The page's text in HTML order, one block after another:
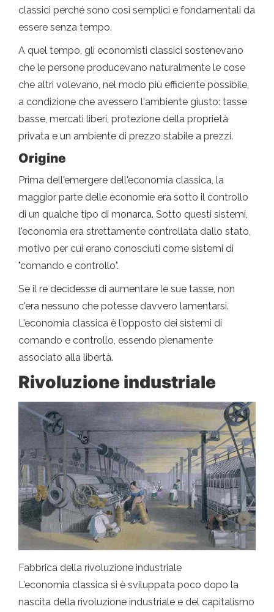
classici perché sono così semplici e fondamentali da
essere senza tempo.
A quel tempo, gli economisti classici sostenevano
che le persone producevano naturalmente le cose
che altri volevano, nel modo più efficiente possibile,
a condizione che avessero l'ambiente giusto: tasse
basse, mercati liberi, protezione della proprietà
privata e un ambiente di prezzo stabile a prezzi.
Origine
Prima dell'emergere dell'economia classica, la
maggior parte delle economie era sotto il controllo
di un qualche tipo di monarca. Sotto questi sistemi,
l'economia era strettamente controllata dallo stato,
motivo per cui erano conosciuti come sistemi di
"comando e controllo".
Se il re decidesse di aumentare le sue tasse, non
c'era nessuno che potesse davvero lamentarsi.
L'economia classica è l'opposto dei sistemi di
comando e controllo, essendo pienamente
associato alla libertà.
Rivoluzione industriale
Fabbrica della rivoluzione industriale
L'economia classica si è sviluppata poco dopo la
nascita della rivoluzione industriale e del capitalismo